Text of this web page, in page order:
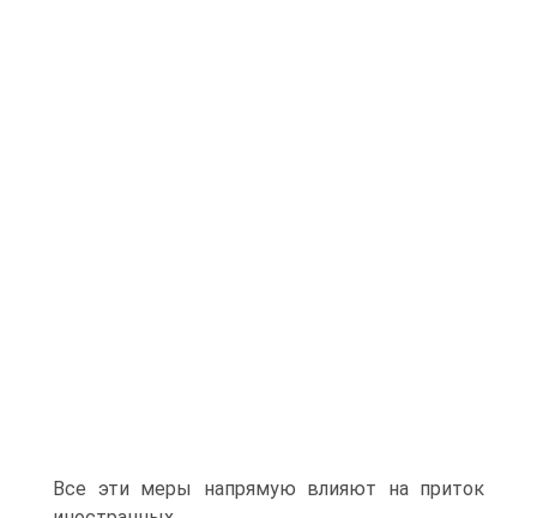
Все эти меры напрямую влияют на приток